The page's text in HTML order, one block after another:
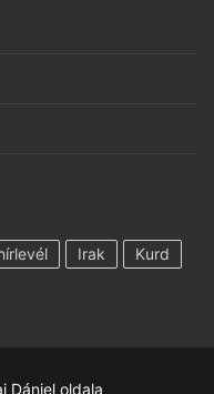
Irak
Kurd
Dániel oldala